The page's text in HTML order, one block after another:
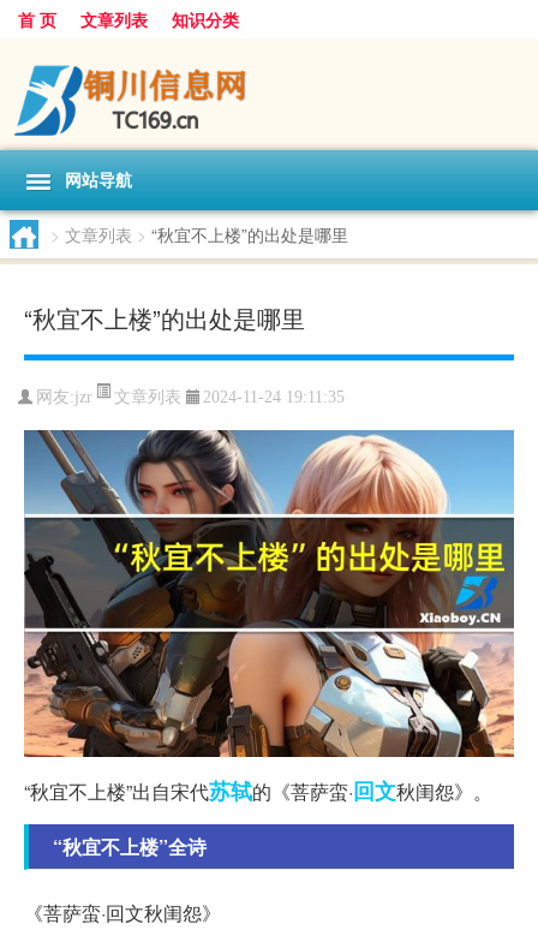
首 页 文章列表 知识分类
网站导航
> 文章列表 > “秋宜不上楼”的出处是哪里
“秋宜不上楼”的出处是哪里
网友:jzr 文章列表 2024-11-24 19:11:35
“秋宜不上楼”出自宋代苏轼的《菩萨蛮·回文秋闺怨》。
“秋宜不上楼”全诗
《菩萨蛮·回文秋闺怨》